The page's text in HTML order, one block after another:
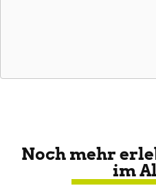
Noch mehr
im